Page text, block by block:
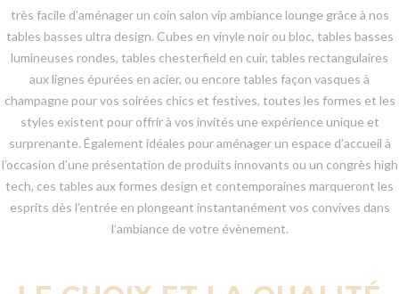
très facile d’aménager un coin salon vip ambiance lounge grâce à nos
tables basses ultra design. Cubes en vinyle noir ou bloc, tables basses
lumineuses rondes, tables chesterfield en cuir, tables rectangulaires
aux lignes épurées en acier, ou encore tables façon vasques à
champagne pour vos soirées chics et festives, toutes les formes et les
styles existent pour offrir à vos invités une expérience unique et
surprenante. Également idéales pour aménager un espace d’accueil à
l’occasion d’une présentation de produits innovants ou un congrès high
tech, ces tables aux formes design et contemporaines marqueront les
esprits dès l’entrée en plongeant instantanément vos convives dans
l’ambiance de votre évènement.